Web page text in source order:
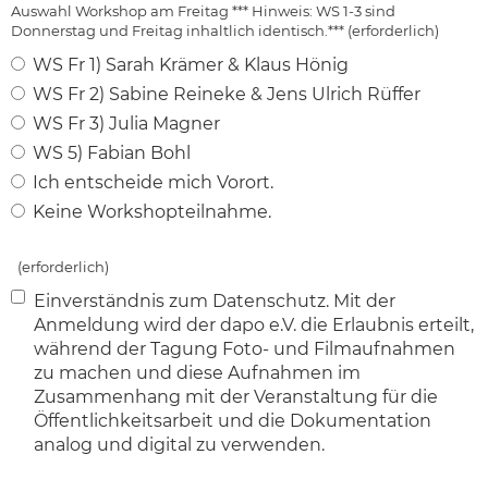
Auswahl Workshop am Freitag *** Hinweis: WS 1-3 sind
Donnerstag und Freitag inhaltlich identisch.*** (erforderlich)
WS Fr 1) Sarah Krämer & Klaus Hönig
WS Fr 2) Sabine Reineke & Jens Ulrich Rüffer
WS Fr 3) Julia Magner
WS 5) Fabian Bohl
Ich entscheide mich Vorort.
Keine Workshopteilnahme.
(erforderlich)
Einverständnis zum Datenschutz. Mit der
Anmeldung wird der dapo e.V. die Erlaubnis erteilt,
während der Tagung Foto- und Filmaufnahmen
zu machen und diese Aufnahmen im
Zusammenhang mit der Veranstaltung für die
Öffentlichkeitsarbeit und die Dokumentation
analog und digital zu verwenden.